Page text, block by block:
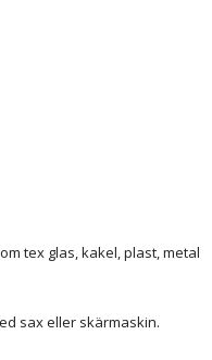
tex glas, kakel, plast, metal
sax eller skärmaskin.